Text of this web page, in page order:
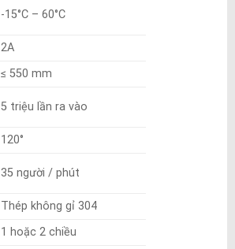
-15°C – 60°C
2A
≤ 550 mm
5 triệu lần ra vào
120°
35 người / phút
Thép không gỉ 304
1 hoặc 2 chiều